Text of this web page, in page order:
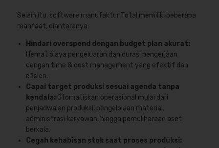
Selain itu, software manufaktur Total memiliki beberapa
manfaat, diantaranya:
Hindari overspend dengan budget plan akurat:
Hemat biaya pengeluaran dan durasi pengerjaan
dengan time & cost management yang efektif dan
efisien.
Capai target produksi sesuai agenda tanpa
kendala: Otomatiskan operasional mulai dari
penjadwalan produksi, pengelolaan material,
administrasi karyawan, hingga pemeliharaan aset
berkala.
Cegah kehabisan stok saat proses produksi: